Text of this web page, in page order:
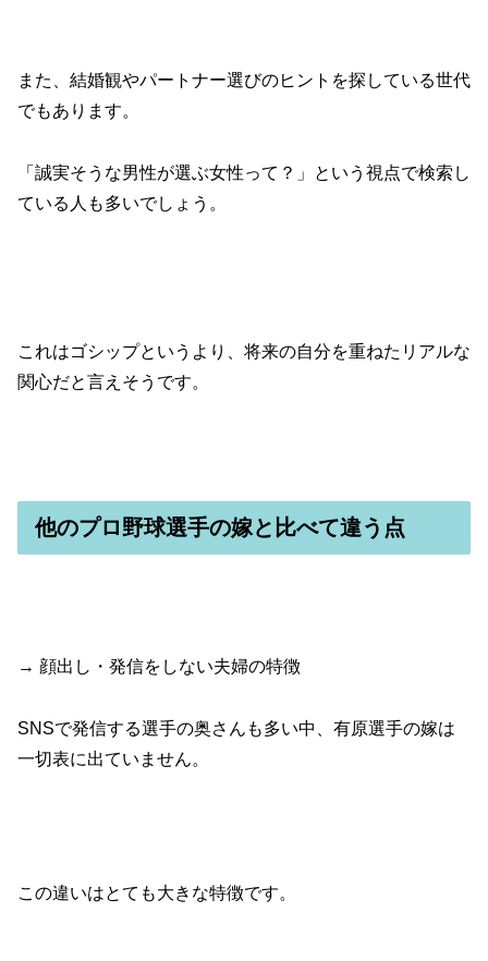
また、結婚観やパートナー選びのヒントを探している世代
でもあります。
「誠実そうな男性が選ぶ女性って？」という視点で検索し
ている人も多いでしょう。
これはゴシップというより、将来の自分を重ねたリアルな
関心だと言えそうです。
他のプロ野球選手の嫁と比べて違う点
→ 顔出し・発信をしない夫婦の特徴
SNSで発信する選手の奥さんも多い中、有原選手の嫁は
一切表に出ていません。
この違いはとても大きな特徴です。